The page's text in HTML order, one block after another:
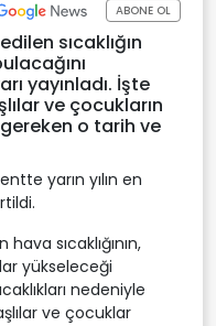
ABONE OL
sıcaklığın
yayınladı. İşte
ve çocukların
gereken o tarih ve
yarın yılın en
sıcaklığının,
yükseleceği
nedeniyle
ve çocuklar